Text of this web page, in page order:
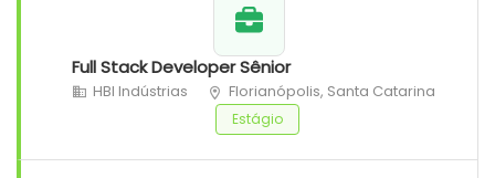
Full Stack Developer Sênior
HBI Indústrias Florianópolis, Santa Catarina
Estágio